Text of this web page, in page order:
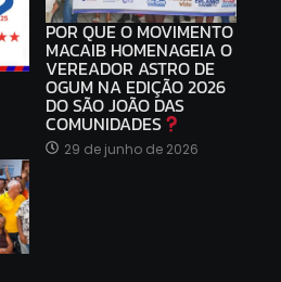
POR QUE O MOVIMENTO
MACAIB HOMENAGEIA O
VEREADOR ASTRO DE
OGUM NA EDIÇÃO 2026
DO SÃO JOÃO DAS
COMUNIDADES
29 de junho de 2026